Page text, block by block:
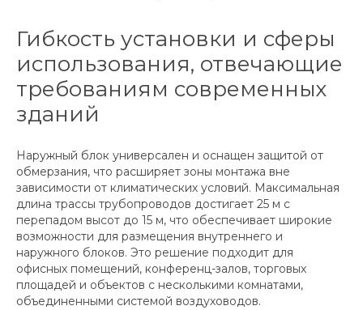
Гибкость установки и сферы
использования, отвечающие
требованиям современных
зданий
Наружный блок универсален и оснащен защитой от
обмерзания, что расширяет зоны монтажа вне
зависимос­ти от климатических условий. Максимальная
длина трассы трубопроводов достигает 25 м с
перепадом высот до 15 м, что обеспечивает широкие
возможности для размещения внутреннего и
наружного блоков. Это решение подходит для
офисных помещений, конференц-залов, торговых
площадей и объектов с несколькими комнатами,
объединенными системой воздуховодов.